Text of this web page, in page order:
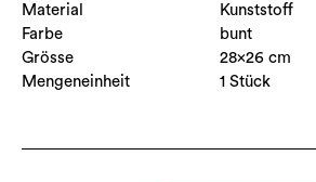
Material
Kunststoff
Farbe
bunt
Grösse
28x26 cm
Mengeneinheit
1 Stück